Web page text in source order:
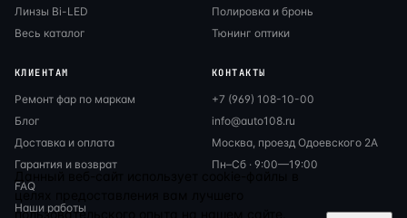
Линзы Bi-LED
Весь каталог
Полировка и бронь
Тюнинг оптики
КЛИЕНТАМ
Ремонт фар по маркам
Блог
Доставка и оплата
Гарантия и возврат
FAQ
Наши работы
КОНТАКТЫ
+7 (969) 108-10-00
info@auto108.ru
Москва, проезд Одоевского 2А
Пн–Сб · 9:00—19:00
Данный веб-сайт использует cookie-файлы в
целях предоставления вам лучшего
пользовательского опыта на нашем сайте.